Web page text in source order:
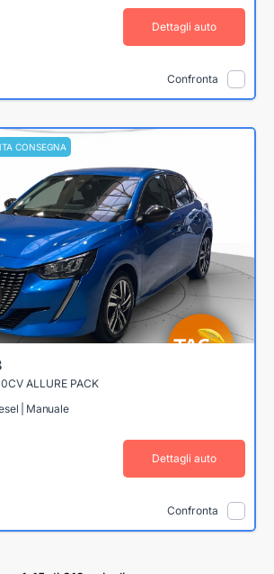
Dettagli auto
Confronta
CONSEGNA
ALLURE PACK
| Manuale
Dettagli auto
Confronta